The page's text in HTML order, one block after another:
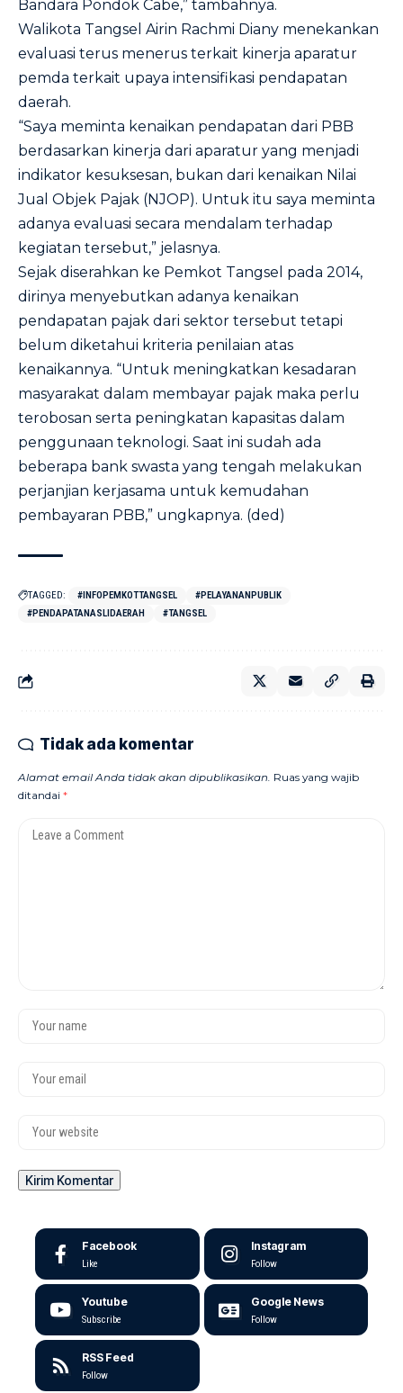
Bandara Pondok Cabe,” tambahnya.
Walikota Tangsel Airin Rachmi Diany menekankan
evaluasi terus menerus terkait kinerja aparatur
pemda terkait upaya intensifikasi pendapatan
daerah.
“Saya meminta kenaikan pendapatan dari PBB
berdasarkan kinerja dari aparatur yang menjadi
indikator kesuksesan, bukan dari kenaikan Nilai
Jual Objek Pajak (NJOP). Untuk itu saya meminta
adanya evaluasi secara mendalam terhadap
kegiatan tersebut,” jelasnya.
Sejak diserahkan ke Pemkot Tangsel pada 2014,
dirinya menyebutkan adanya kenaikan
pendapatan pajak dari sektor tersebut tetapi
belum diketahui kriteria penilaian atas
kenaikannya. “Untuk meningkatkan kesadaran
masyarakat dalam membayar pajak maka perlu
terobosan serta peningkatan kapasitas dalam
penggunaan teknologi. Saat ini sudah ada
beberapa bank swasta yang tengah melakukan
perjanjian kerjasama untuk kemudahan
pembayaran PBB,” ungkapnya. (ded)
TAGGED: #INFOPEMKOTTANGSEL
#PELAYANANPUBLIK
#PENDAPATANASLIDAERAH
#TANGSEL
Tidak ada komentar
Alamat email Anda tidak akan dipublikasikan. Ruas yang wajib
ditandai *
Facebook
Like
Instagram
Follow
Youtube
Subscribe
Google News
Follow
RSS Feed
Follow